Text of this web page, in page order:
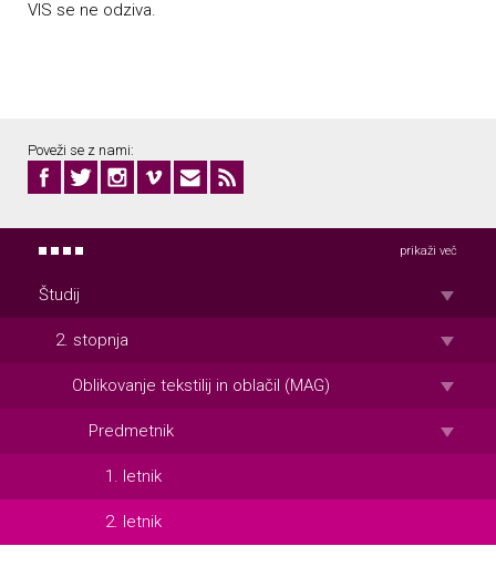
VIS se ne odziva.
Poveži se z nami:
prikaži več
Študij
2. stopnja
Oblikovanje tekstilij in oblačil (MAG)
Predmetnik
1. letnik
2. letnik